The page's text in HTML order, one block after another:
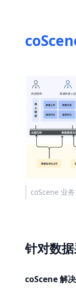
coScene 业
针对数
coScene 解